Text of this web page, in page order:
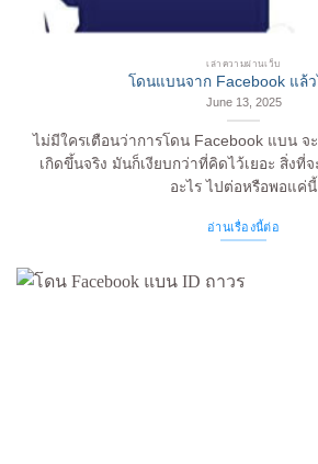
เล่าความผ่านเว็บ
โดนแบนจาก Facebook แล้ว
June 13, 2025
ไม่มีใครเตือนว่าการโดน Facebook แบน จ
เกิดขึ้นจริง มันก็เงียบกว่าที่คิดไว้เยอะ สิ่งที่
อะไร ไปต่อหรือพอแค่นี้
อ่านเรื่องนี้ต่อ